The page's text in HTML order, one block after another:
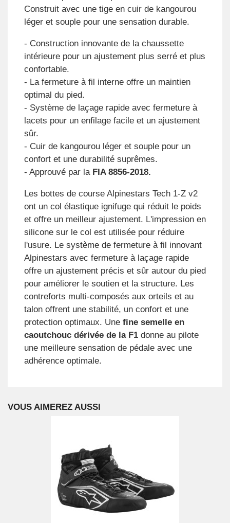
Construit avec une tige en cuir de kangourou
léger et souple pour une sensation durable.
- Construction innovante de la chaussette
intérieure pour un ajustement plus serré et plus
confortable.
- La fermeture à fil interne offre un maintien
optimal du pied.
- Système de laçage rapide avec fermeture à
lacets pour un enfilage facile et un ajustement
sûr.
- Cuir de kangourou léger et souple pour un
confort et une durabilité suprêmes.
- Approuvé par la FIA 8856-2018.
Les bottes de course Alpinestars Tech 1-Z v2
ont un col élastique ignifuge qui réduit le poids
et offre un meilleur ajustement. L'impression en
silicone sur le col est utilisée pour réduire
l'usure. Le système de fermeture à fil innovant
Alpinestars avec fermeture à laçage rapide
offre un ajustement précis et sûr autour du pied
pour améliorer le soutien et la structure. Les
contreforts multi-composés aux orteils et au
talon offrent une stabilité, un confort et une
protection optimaux. Une fine semelle en
caoutchouc dérivée de la F1donne au pilote
une meilleure sensation de pédale avec une
adhérence optimale.
VOUS AIMEREZ AUSSI